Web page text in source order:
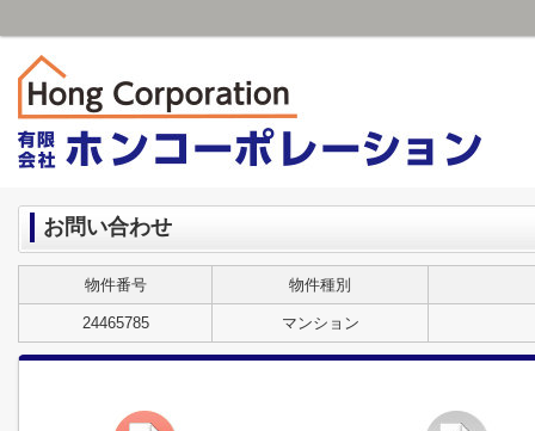
お問い合わせ
物件番号 物件種別
24465785 マンション